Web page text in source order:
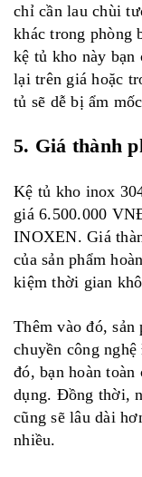
chỉ cần lau chùi
khác trong phòng
kệ tủ kho này bạn
lại trên giá hoặc
tủ sẽ dễ bị ẩm
5. Giá thành
Kệ tủ kho inox
giá 6.500.000
INOXEN. Giá
của sản phẩm
kiệm thời gian
Thêm vào đó, sản
chuyền công
đó, bạn hoàn
dụng. Đồng thời,
cũng sẽ lâu dài
nhiều.